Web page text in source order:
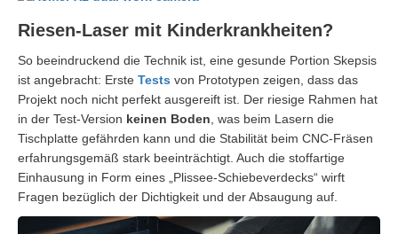
Riesen-Laser mit Kinderkrankheiten?
So beeindruckend die Technik ist, eine gesunde Portion Skepsis
ist angebracht: Erste Tests von Prototypen zeigen, dass das
Projekt noch nicht perfekt ausgereift ist. Der riesige Rahmen hat
in der Test-Version keinen Boden , was beim Lasern die
Tischplatte gefährden kann und die Stabilität beim CNC-Fräsen
erfahrungsgemäß stark beeinträchtigt. Auch die stoffartige
Einhausung in Form eines „Plissee-Schiebeverdecks“ wirft
Fragen bezüglich der Dichtigkeit und der Absaugung auf.